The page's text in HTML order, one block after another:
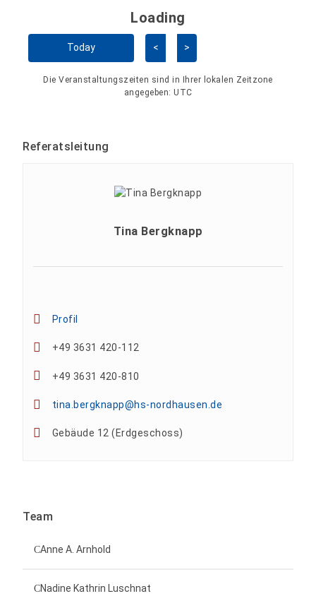
Kalender überspringen
Loading - current view is
Loading
Today < >
Die Veranstaltungszeiten sind in Ihrer lokalen Zeitzone
angegeben: UTC
Referatsleitung
Tina Bergknapp
Profil
+49 3631 420-112
+49 3631 420-810
tina.bergknapp@hs-nordhausen.de
Gebäude 12 (Erdgeschoss)
Team
Anne A. Arnhold
Technische Mitarbeiterin
Nadine Kathrin Luschnat